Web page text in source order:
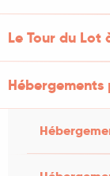
Le Tour du Lot